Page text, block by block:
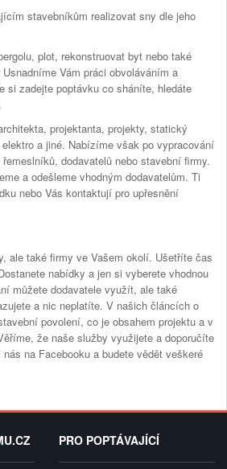
stavebníkům realizovat sny dle jeho
plot, rekonstruovat byt nebo také
Vám práci obvoláváním a
si zadejte poptávku co sháníte, hledáte
projektanta, projekty, statický
a jiné. Nabízíme však po vypracování
dodavatelů nebo stavební firmy.
a odešleme vhodným dodavatelům. Ti
nebo Vás kontaktují pro upřesnění
ale také firmy ve Vašem okolí. Ušetříte čas
nabídky a jen si vyberete vhodnou
můžete dodavatele využít, ale také
a nic neplatíte. V našich článcích o
povolení, co je obsahem projektu a v
že naše služby využijete a doporučíte
na Facebooku a budete vědět veškeré
PRO POPTÁVAJÍCÍ